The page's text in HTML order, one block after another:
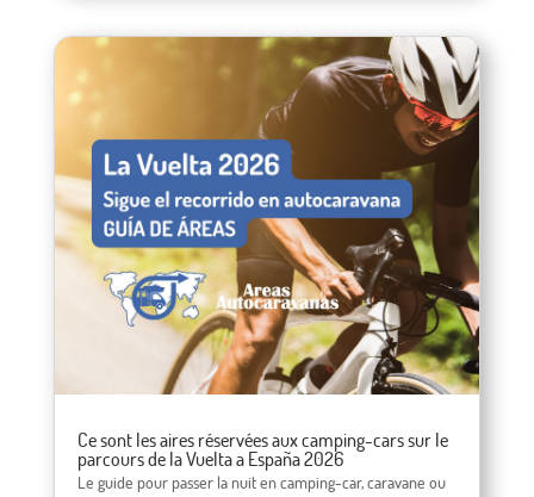
Ce sont les aires réservées aux camping-cars sur le
parcours de la Vuelta a España 2026
Le guide pour passer la nuit en camping-car, caravane ou